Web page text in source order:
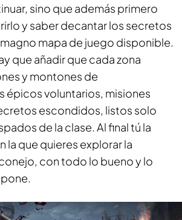
sino que además primero
y saber decantar los secretos
mapa de juego disponible.
que añadir que cada zona
y montones de
épicos voluntarios, misiones
escondidos, listos solo
de la clase. Al final tú la
la que quieres explorar la
con todo lo bueno y lo